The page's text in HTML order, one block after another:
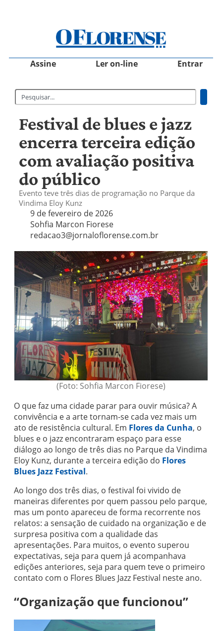
Assine Ler on-line Entrar
Festival de blues e jazz
encerra terceira edição
com avaliação positiva
do público
Evento teve três dias de programação no Parque da
Vindima Eloy Kunz
9 de fevereiro de 2026
Sohfia Marcon Fiorese
redacao3@jornaloflorense.com.br
(Foto: Sohfia Marcon Fiorese)
O que faz uma cidade parar para ouvir música? A
convivência e a arte tornam-se cada vez mais um
ato de resistência cultural. Em Flores da Cunha, o
blues e o jazz encontraram espaço para esse
diálogo ao longo de três dias no Parque da Vindima
Eloy Kunz, durante a terceira edição do Flores
Blues Jazz Festival.
Ao longo dos três dias, o festival foi vivido de
maneiras diferentes por quem passou pelo parque,
mas um ponto apareceu de forma recorrente nos
relatos: a sensação de cuidado na organização e de
surpresa positiva com a qualidade das
apresentações. Para muitos, o evento superou
expectativas, seja para quem já acompanhava
edições anteriores, seja para quem teve o primeiro
contato com o Flores Blues Jazz Festival neste ano.
“Organização que funcionou”